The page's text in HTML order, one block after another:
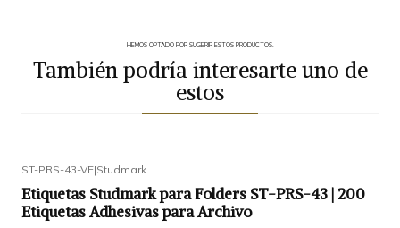
HEMOS OPTADO POR SUGERIR ESTOS PRODUCTOS.
También podría interesarte uno de
estos
ST-PRS-43-VE|Studmark
Etiquetas Studmark para Folders ST-PRS-43 | 200
Etiquetas Adhesivas para Archivo